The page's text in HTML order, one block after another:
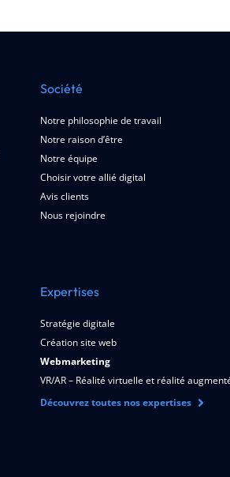
Société
Notre philosophie de travail
Notre raison d’être
Notre équipe
Choisir votre allié digital
Avis clients
Nous rejoindre
Expertises
Stratégie digitale
Création site web
Webmarketing
VR/AR – Réalité virtuelle et réalité
Découvrez toutes nos expertises